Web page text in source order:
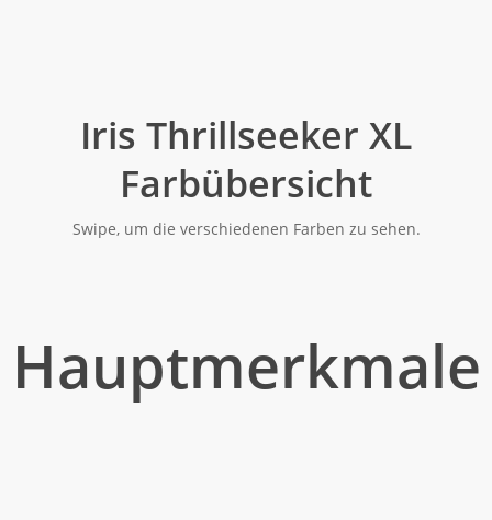
Iris Thrillseeker XL
Farbübersicht
Swipe, um die verschiedenen Farben zu sehen.
Hauptmerkmale